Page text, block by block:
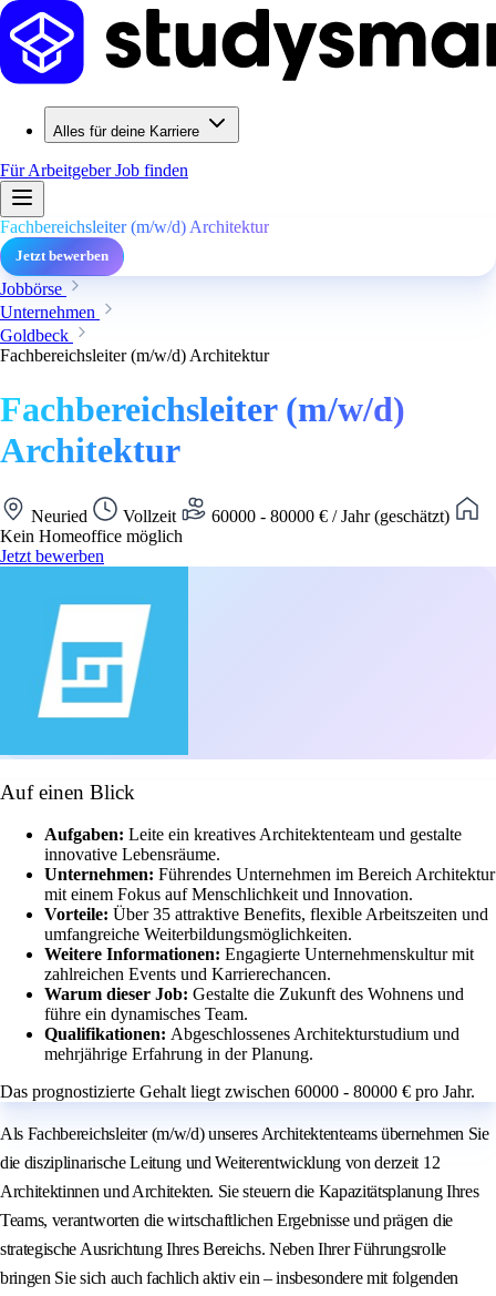
Alles für deine Karriere
Für ArbeitgeberJob finden
Fachbereichsleiter (m/w/d) Architektur
Jetzt bewerben
Jobbörse
Unternehmen
Goldbeck
Fachbereichsleiter (m/w/d) Architektur
Fachbereichsleiter (m/w/d)
Architektur
Neuried Vollzeit
60000 - 80000 € / Jahr (geschätzt)
Kein Homeoffice möglich
Jetzt bewerben
Auf einen Blick
Aufgaben: Leite ein kreatives Architektenteam und gestalte
innovative Lebensräume.
Unternehmen: Führendes Unternehmen im Bereich Architektur
mit einem Fokus auf Menschlichkeit und Innovation.
Vorteile: Über 35 attraktive Benefits, flexible Arbeitszeiten und
umfangreiche Weiterbildungsmöglichkeiten.
Weitere Informationen: Engagierte Unternehmenskultur mit
zahlreichen Events und Karrierechancen.
Warum dieser Job: Gestalte die Zukunft des Wohnens und
führe ein dynamisches Team.
Qualifikationen: Abgeschlossenes Architekturstudium und
mehrjährige Erfahrung in der Planung.
Das prognostizierte Gehalt liegt zwischen 60000 - 80000 € pro Jahr.
Als Fachbereichsleiter (m/w/d) unseres Architektenteams übernehmen Sie
die disziplinarische Leitung und Weiterentwicklung von derzeit 12
Architektinnen und Architekten. Sie steuern die Kapazitätsplanung Ihres
Teams, verantworten die wirtschaftlichen Ergebnisse und prägen die
strategische Ausrichtung Ihres Bereichs. Neben Ihrer Führungsrolle
bringen Sie sich auch fachlich aktiv ein – insbesondere mit folgenden